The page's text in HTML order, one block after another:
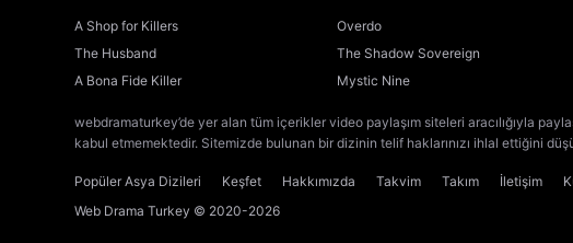
A Shop for Killers Overdo
The Husband
The Shadow Sovereign
A Bona Fide Killer
Mystic Nine
webdramaturkey’de yer alan tüm içerikler video paylaşım siteleri aracılığıyla
kabul etmemektedir. Sitemizde bulunan bir dizinin telif haklarınızı ihlal ettiğini
Popüler Asya Dizileri Keşfet Hakkımızda Takvim Takım İletişim
Web Drama Turkey © 2020-2026